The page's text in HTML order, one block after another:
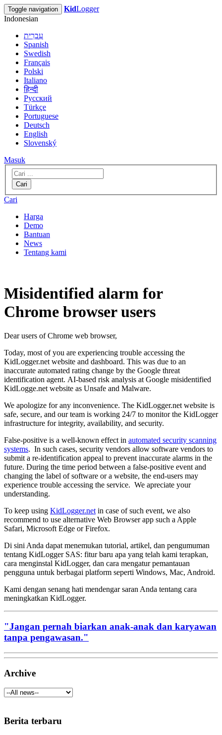
Toggle navigation KidLogger
Indonesian
עִבְרִית
Spanish
Swedish
Français
Polski
Italiano
हिन्दी
Русский
Türkçe
Portuguese
Deutsch
English
Slovenský
Masuk
Cari
Cari
Harga
Demo
Bantuan
News
Tentang kami
Misidentified alarm for
Chrome browser users
Dear users of Chrome web browser,
Today, most of you are experiencing trouble accessing the
KidLogger.net website and dashboard. This was due to an
inaccurate automated rating change by the Google threat
identification agent. AI-based risk analysis at Google misidentified
KidLogge.net website as Unsafe and Malware.
We apologize for any inconvenience. The KidLogger.net website is
safe, secure, and our team is working 24/7 to monitor the KidLogger
infrastructure for integrity, availability, and security.
False-positive is a well-known effect in automated security scanning
systems. In such cases, security vendors allow software vendors to
submit a re-identification appeal to prevent inaccurate alarms in the
future. During the time period between a false-positive event and
changing the label of software or a website, the end-users may
experience trouble accessing the service. We apreciate your
understanding.
To keep using KidLogger.netin case of such event, we also
recommend to use alternative Web Browser app such a Apple
Safari, Microsoft Edge or Firefox.
Di sini Anda dapat menemukan tutorial, artikel, dan pengumuman
tentang KidLogger SAS: fitur baru apa yang telah kami terapkan,
cara menginstal KidLogger, dan cara mengatur pemantauan
pengguna untuk berbagai platform seperti Windows, Mac, Android.
Kami dengan senang hati mendengar saran Anda tentang cara
meningkatkan KidLogger.
"Jangan pernah biarkan anak-anak dan karyawan
tanpa pengawasan."
Archive
Berita terbaru